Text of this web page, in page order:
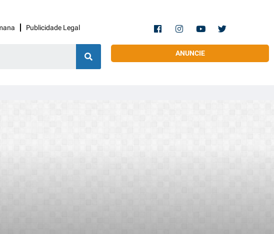
Publicidade Legal
ANUNCIE